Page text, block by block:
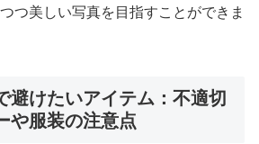
つ美しい写真を目指すことができま
避けたいアイテム：不適切
や服装の注意点